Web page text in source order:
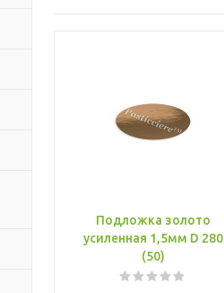
Подложка золото
усиленная 1,5мм D 280
(50)